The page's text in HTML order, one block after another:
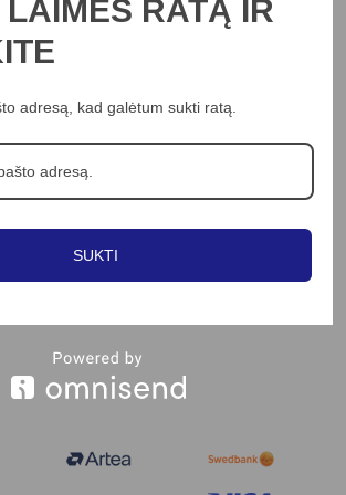
Informacija
Privatumo poltika
Slapukų naudojimo taisyklės
RATĄ IR
adresą, kad galėtum sukti ratą.
SUKTI